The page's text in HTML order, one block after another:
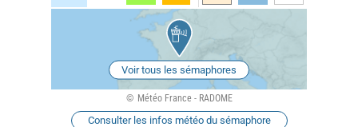
Voir tous les sémaphores
Météo France - RADOME
Consulter les infos météo du sémaphore